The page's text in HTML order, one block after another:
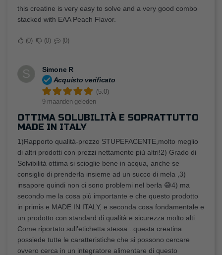
this creatine is very easy to solve and a very good combo
stacked with EAA Peach Flavor.
0 0 0
S
Simone R
Acquisto verificato
(5.0)
9 maanden geleden
OTTIMA SOLUBILITÀ E SOPRATTUTTO
MADE IN ITALY
1)Rapporto qualità-prezzo STUPEFACENTE,molto meglio
di altri prodotti con prezzi nettamente più altri!2) Grado di
Solvibilità ottima si scioglie bene in acqua, anche se
consiglio di prenderla insieme ad un succo di mela ,3)
insapore quindi non ci sono problemi nel berla 😅4) ma
secondo me la cosa più importante e che questo prodotto
in primis e MADE IN ITALY, e seconda cosa fondamentale e
un prodotto con standard di qualità e sicurezza molto alti.
Come riportato sull'etichetta stessa ..questa creatina
possiede tutte le caratteristiche che si possono cercare
ovvero cerca in un integratore alimentare di questo